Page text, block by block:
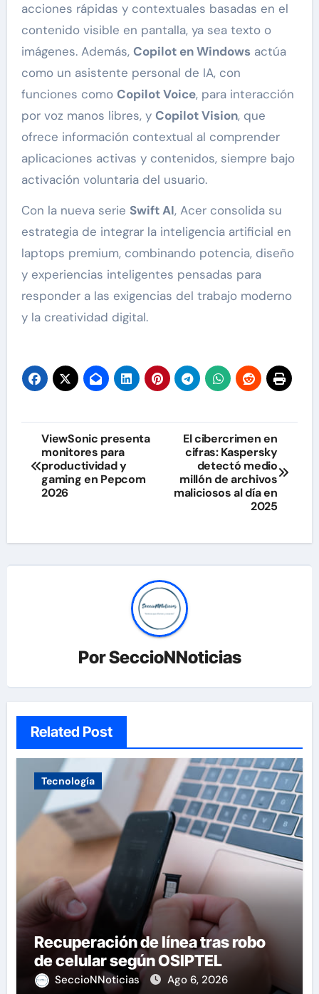
acciones rápidas y contextuales basadas en el
contenido visible en pantalla, ya sea texto o
imágenes. Además, Copilot en Windowsactúa
como un asistente personal de IA, con
funciones como Copilot Voice, para interacción
por voz manos libres, y Copilot Vision, que
ofrece información contextual al comprender
aplicaciones activas y contenidos, siempre bajo
activación voluntaria del usuario.
Con la nueva serie Swift AI, Acer consolida su
estrategia de integrar la inteligencia artificial en
laptops premium, combinando potencia, diseño
y experiencias inteligentes pensadas para
responder a las exigencias del trabajo moderno
y la creatividad digital.
Navegación
de
entradas
ViewSonic presenta
monitores para
productividad y
gaming en Pepcom
2026
El cibercrimen en
cifras: Kaspersky
detectó medio
millón de archivos
maliciosos al día en
2025
PorSeccioNNoticias
Related Post
Tecnología
Recuperación de línea tras robo
de celular según OSIPTEL
SeccioNNoticias Ago 6, 2026